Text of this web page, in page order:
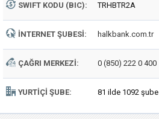
SWIFT KODU (BIC): TRHBTR2A
İNTERNET ŞUBESI: halkbank.com.tr
ÇAĞRI MERKEZI: 0 (850) 222 0 400
YURTIÇI ŞUBE: 81 ilde 1092 şube